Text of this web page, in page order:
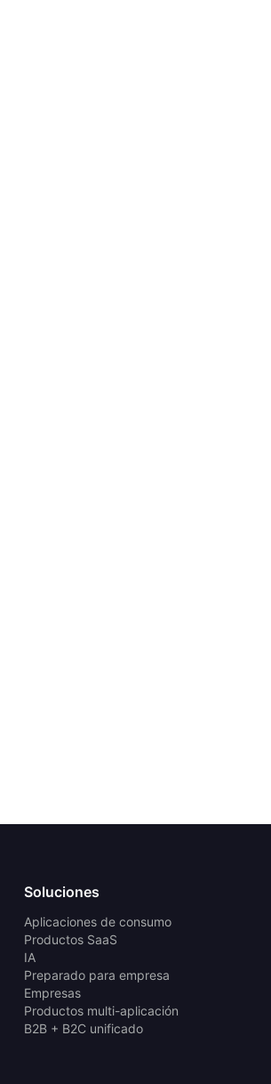
Soluciones
Aplicaciones de consumo
Productos SaaS
IA
Preparado para empresa
Empresas
Productos multi-aplicación
B2B + B2C unificado